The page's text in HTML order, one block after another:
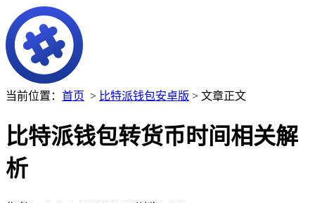
当前位置： 首页 > 比特派钱包安卓版 > 文章正文
比特派钱包转货币时间相关解
析